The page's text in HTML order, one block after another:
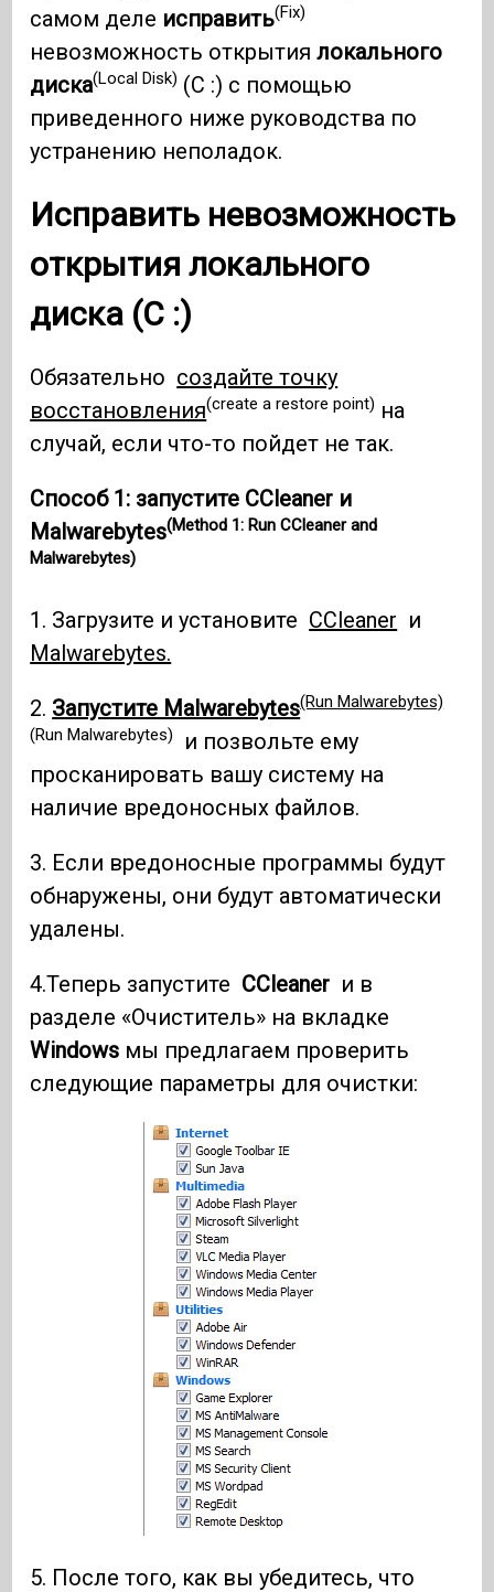
самом деле исправить(Fix)
невозможность открытиялокального
диска(Local Disk) (C :) с помощью
приведенного ниже руководства по
устранению неполадок.
Исправить невозможность
открытия локального
диска (C :)
Обязательно создайте точку
восстановления(create a restore point) на
случай, если что-то пойдет не так.
Способ 1: запустите CCleaner и
Malwarebytes(Method 1: Run CCleaner and
Malwarebytes)
1. Загрузите и установите CCleaner и
Malwarebytes.
2. Запустите Malwarebytes(Run Malwarebytes)
(Run Malwarebytes)
и позвольте ему
просканировать вашу систему на
наличие вредоносных файлов.
3. Если вредоносные программы будут
обнаружены, они будут автоматически
удалены.
4.Теперь запустите CCleaner и в
разделе «Очиститель» на вкладке
Windows мы предлагаем проверить
следующие параметры для очистки:
5. После того, как вы убедитесь, что